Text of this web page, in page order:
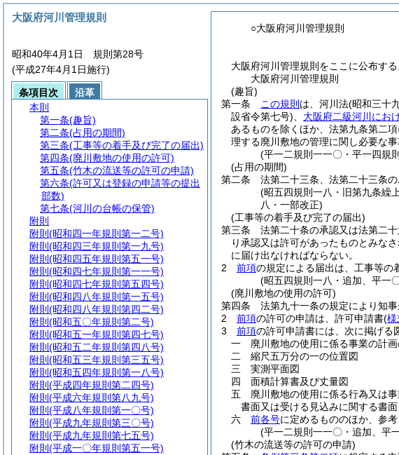
○大阪府河川管理規則
大阪府河川管理規則をここに公布する
大阪府河川管理規則
(趣旨)
第一条
この規則 は、河川法(昭和三十
設省令第七号)
大阪府二級河川にお
あるものを除くほか、法第九条第二
理する廃川敷地の管理に関し必要な事
(平一二規則一一〇・平一四規
(占用の期間)
第二条
法第二十三条、法第二十三条
(昭五四規則一八・旧第九条繰
八・一部改正)
(工事等の着手及び完了の届出)
第三条
法第二十条の承認又は法第二
り承認又は許可があったものとみな
に届け出なければならない。
2
前項の規定による届出は、工事等の
(昭五四規則一八・追加、平一
(廃川敷地の使用の許可)
第四条
法第九十一条の規定により知
2
前項の許可の申請は、許可申請書(様
3
前項の許可申請書には、次に掲げる
一
廃川敷地の使用に係る事業の計
二
縮尺五万分の一の位置図
三
実測平面図
四
面積計算書及び丈量図
五
廃川敷地の使用に係る行為又は
書面又は受ける見込みに関する書面
六
前各号に定めるもののほか、参
(平一二規則一一〇・追加、平
(竹木の流送等の許可の申請)
大阪府河川管理規則
昭和40年4月1日 規則第28号
(平成27年4月1日施行)
条項目次
沿革
本則
第一条(趣旨)
第二条(占用の期間)
第三条(工事等の着手及び完了の届出)
第四条(廃川敷地の使用の許可)
第五条(竹木の流送等の許可の申請)
第六条(許可又は登録の申請等の提出
部数)
第七条(河川の台帳の保管)
附則
附則 (昭和四一年規則第一二号)
附則 (昭和四三年規則第一九号)
附則 (昭和四五年規則第五一号)
附則 (昭和四七年規則第一一号)
附則 (昭和四七年規則第五四号)
附則 (昭和四八年規則第一五号)
附則 (昭和四八年規則第四二号)
附則 (昭和五〇年規則第二号)
附則 (昭和五一年規則第四七号)
附則 (昭和五二年規則第四八号)
附則 (昭和五三年規則第三五号)
附則 (昭和五四年規則第一八号)
附則 (平成四年規則第二四号)
附則 (平成六年規則第八九号)
附則 (平成八年規則第一〇号)
附則 (平成九年規則第三〇号)
附則 (平成九年規則第七五号)
附則 (平成一〇年規則第五一号)